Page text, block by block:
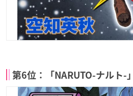
第6位：「NARUTO-ナルト-」